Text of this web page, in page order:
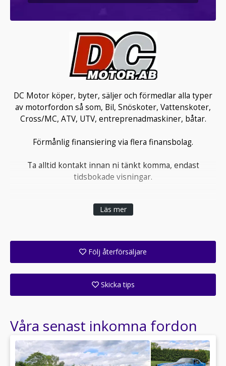
DC Motor köper, byter, säljer och förmedlar alla typer
av motorfordon så som, Bil, Snöskoter, Vattenskoter,
Cross/MC, ATV, UTV, entreprenadmaskiner, båtar.
Förmånlig finansiering via flera finansbolag.
Ta alltid kontakt innan ni tänkt komma, endast
tidsbokade visningar.
Läs mer
Följ återförsäljare
Skicka tips
Våra senast inkomna fordon